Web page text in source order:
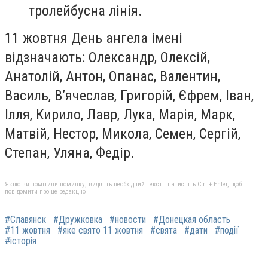
тролейбусна лінія.
11 жовтня День ангела імені
відзначають: Олександр, Олексій,
Анатолій, Антон, Опанас, Валентин,
Василь, В’ячеслав, Григорій, Єфрем, Іван,
Ілля, Кирило, Лавр, Лука, Марія, Марк,
Матвій, Нестор, Микола, Семен, Сергій,
Степан, Уляна, Федір.
Якщо ви помітили помилку, виділіть необхідний текст і натисніть Ctrl + Enter, щоб
повідомити про це редакцію
#Славянск #Дружковка #новости
#Донецкая область
#11 жовтня
#яке свято 11 жовтня #свята #дати
#події
#історія